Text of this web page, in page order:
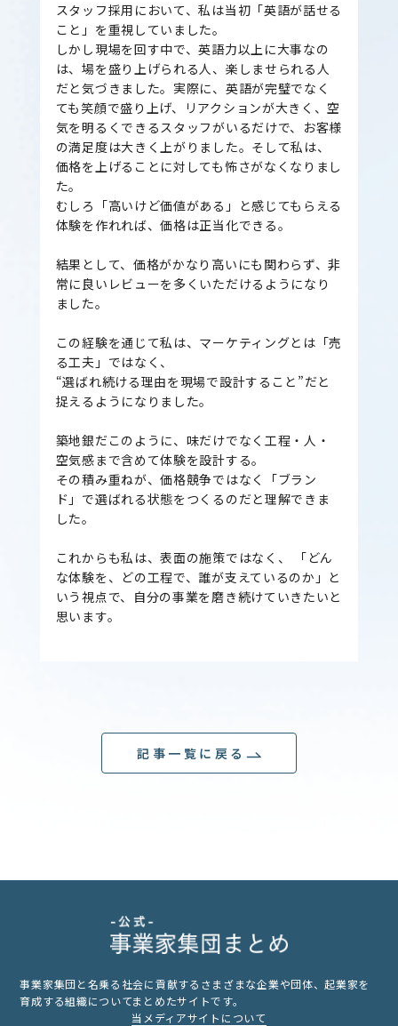
スタッフ採用において、私は当初「英語が話せる
こと」を重視していました。
しかし現場を回す中で、英語力以上に大事なの
は、場を盛り上げられる人、楽しませられる人
だと気づきました。実際に、英語が完璧でなく
ても笑顔で盛り上げ、リアクションが大きく、空
気を明るくできるスタッフがいるだけで、お客様
の満足度は大きく上がりました。そして私は、
価格を上げることに対しても怖さがなくなりまし
た。
むしろ「高いけど価値がある」と感じてもらえる
体験を作れれば、価格は正当化できる。
結果として、価格がかなり高いにも関わらず、非
常に良いレビューを多くいただけるようになり
ました。
この経験を通じて私は、マーケティングとは「売
る工夫」ではなく、
“選ばれ続ける理由を現場で設計すること”だと
捉えるようになりました。
築地銀だこのように、味だけでなく工程・人・
空気感まで含めて体験を設計する。
その積み重ねが、価格競争ではなく「ブラン
ド」で選ばれる状態をつくるのだと理解できま
した。
これからも私は、表面の施策ではなく、 「どん
な体験を、どの工程で、誰が支えているのか」と
いう視点で、自分の事業を磨き続けていきたいと
思います。
記事一覧に戻る
事業家集団と名乗る社会に貢献するさまざまな企業や団体、起業家を
育成する組織についてまとめたサイトです。
当メディアサイトについて